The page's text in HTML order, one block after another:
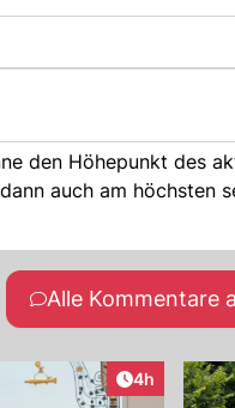
den Höhepunkt des
auch am höchsten
Alle Kommentare
Artikel
4h